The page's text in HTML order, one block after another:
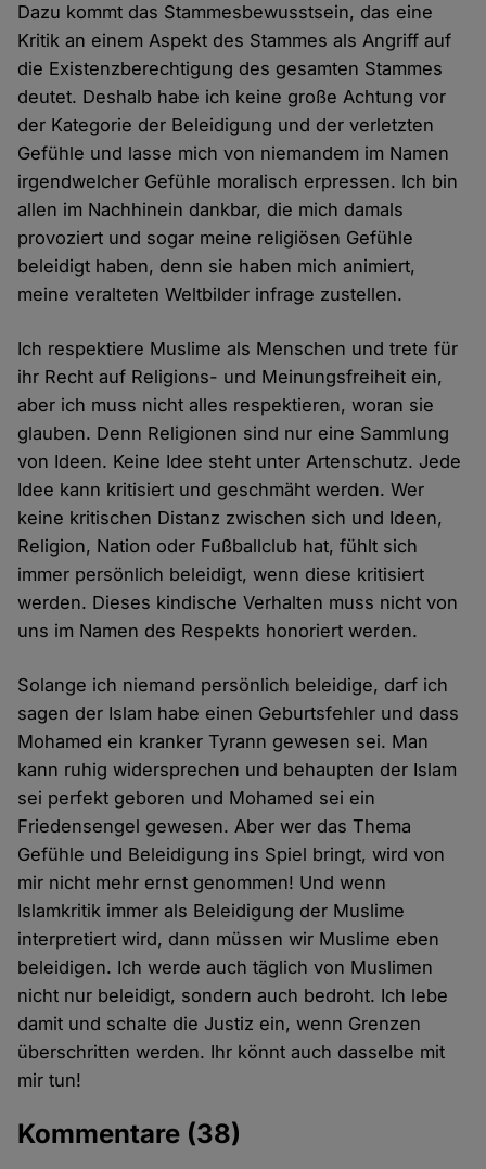
Dazu kommt das Stammesbewusstsein, das eine
Kritik an einem Aspekt des Stammes als Angriff auf
die Existenzberechtigung des gesamten Stammes
deutet. Deshalb habe ich keine große Achtung vor
der Kategorie der Beleidigung und der verletzten
Gefühle und lasse mich von niemandem im Namen
irgendwelcher Gefühle moralisch erpressen. Ich bin
allen im Nachhinein dankbar, die mich damals
provoziert und sogar meine religiösen Gefühle
beleidigt haben, denn sie haben mich animiert,
meine veralteten Weltbilder infrage zustellen.
Ich respektiere Muslime als Menschen und trete für
ihr Recht auf Religions- und Meinungsfreiheit ein,
aber ich muss nicht alles respektieren, woran sie
glauben. Denn Religionen sind nur eine Sammlung
von Ideen. Keine Idee steht unter Artenschutz. Jede
Idee kann kritisiert und geschmäht werden. Wer
keine kritischen Distanz zwischen sich und Ideen,
Religion, Nation oder Fußballclub hat, fühlt sich
immer persönlich beleidigt, wenn diese kritisiert
werden. Dieses kindische Verhalten muss nicht von
uns im Namen des Respekts honoriert werden.
Solange ich niemand persönlich beleidige, darf ich
sagen der Islam habe einen Geburtsfehler und dass
Mohamed ein kranker Tyrann gewesen sei. Man
kann ruhig widersprechen und behaupten der Islam
sei perfekt geboren und Mohamed sei ein
Friedensengel gewesen. Aber wer das Thema
Gefühle und Beleidigung ins Spiel bringt, wird von
mir nicht mehr ernst genommen! Und wenn
Islamkritik immer als Beleidigung der Muslime
interpretiert wird, dann müssen wir Muslime eben
beleidigen. Ich werde auch täglich von Muslimen
nicht nur beleidigt, sondern auch bedroht. Ich lebe
damit und schalte die Justiz ein, wenn Grenzen
überschritten werden. Ihr könnt auch dasselbe mit
mir tun!
Kommentare (38)